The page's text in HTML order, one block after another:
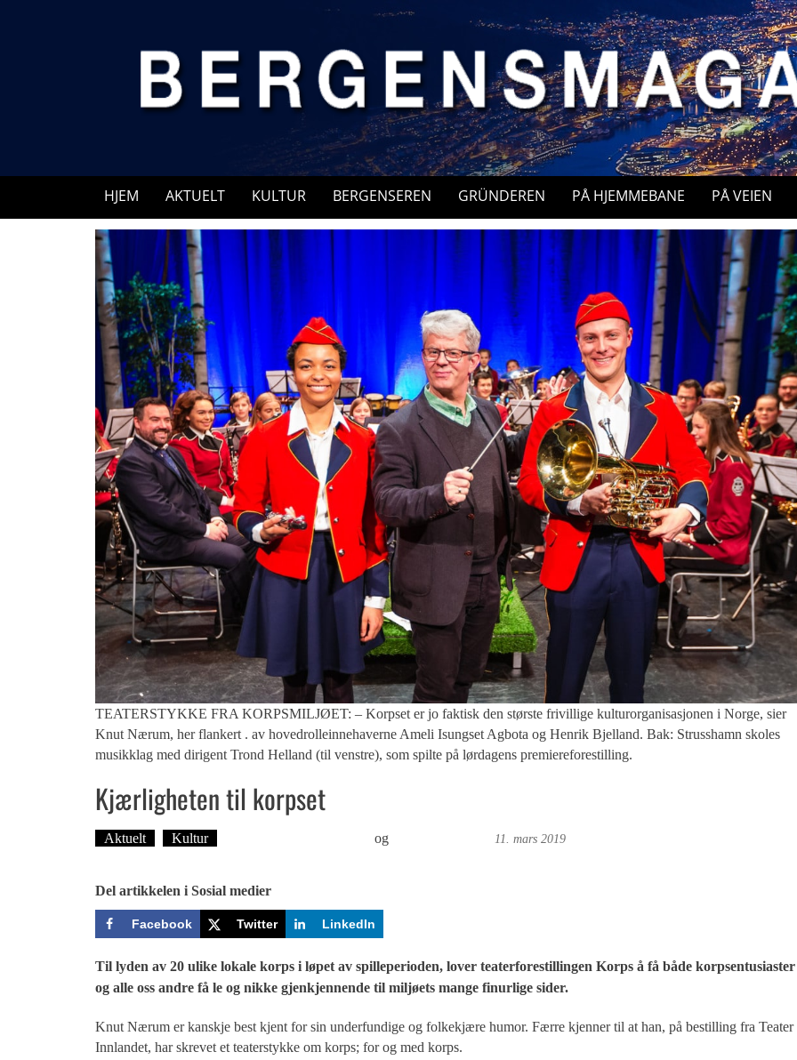
HJEM AKTUELT KULTUR BERGENSEREN GRÜNDEREN PÅ HJEMMEBANE PÅ VEIEN
TEATERSTYKKE FRA KORPSMILJØET: – Korpset er jo faktisk den største frivillige kulturorganisasjonen i Norge, sier
Knut Nærum, her flankert . av hovedrolleinnehaverne Ameli Isungset Agbota og Henrik Bjelland. Bak: Strusshamn skoles
musikklag med dirigent Trond Helland (til venstre), som spilte på lørdagens premiereforestilling.
Kjærligheten til korpset
Aktuelt Kultur og 11. mars 2019
Del artikkelen i Sosial medier
Facebook Twitter LinkedIn
Til lyden av 20 ulike lokale korps i løpet av spilleperioden, lover teaterforestillingen Korps å få både korpsentusiaster
og alle oss andre få le og nikke gjenkjennende til miljøets mange finurlige sider.
Knut Nærum er kanskje best kjent for sin underfundige og folkekjære humor. Færre kjenner til at han, på bestilling fra Teater
Innlandet, har skrevet et teaterstykke om korps; for og med korps.